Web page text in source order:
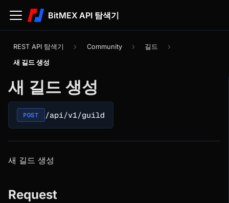
BitMEX API 탐색기
REST API 탐색기 Community 길드
새 길드 생성
새 길드 생성
POST /api/v1/guild
새 길드 생성
Request